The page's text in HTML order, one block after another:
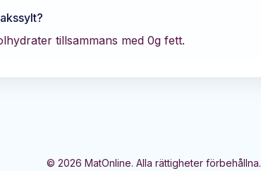
?
tillsammans med 0g fett.
© 2026 MatOnline. Alla rättigheter förbehållna.